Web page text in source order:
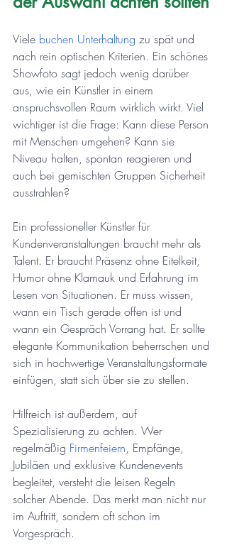
Viele buchen Unterhaltung zu spät und
nach rein optischen Kriterien. Ein schönes
Showfoto sagt jedoch wenig darüber
aus, wie ein Künstler in einem
anspruchsvollen Raum wirklich wirkt. Viel
wichtiger ist die Frage: Kann diese Person
mit Menschen umgehen? Kann sie
Niveau halten, spontan reagieren und
auch bei gemischten Gruppen Sicherheit
ausstrahlen?
Ein professioneller Künstler für
Kundenveranstaltungen braucht mehr als
Talent. Er braucht Präsenz ohne Eitelkeit,
Humor ohne Klamauk und Erfahrung im
Lesen von Situationen. Er muss wissen,
wann ein Tisch gerade offen ist und
wann ein Gespräch Vorrang hat. Er sollte
elegante Kommunikation beherrschen und
sich in hochwertige Veranstaltungsformate
einfügen, statt sich über sie zu stellen.
Hilfreich ist außerdem, auf
Spezialisierung zu achten. Wer
regelmäßig Firmenfeiern, Empfänge,
Jubiläen und exklusive Kundenevents
begleitet, versteht die leisen Regeln
solcher Abende. Das merkt man nicht nur
im Auftritt, sondern oft schon im
Vorgespräch.